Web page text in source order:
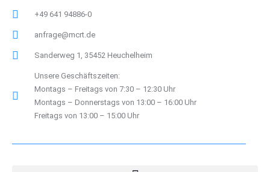
t
+49 641 94886-0
anfrage@mcrt.de
Sanderweg 1, 35452 Heuchelheim
Unsere Geschäftszeiten:
Montags – Freitags von 7:30 – 12:30 Uhr
Montags – Donnerstags von 13:00 – 16:00 Uhr
Freitags von 13:00 – 15:00 Uhr